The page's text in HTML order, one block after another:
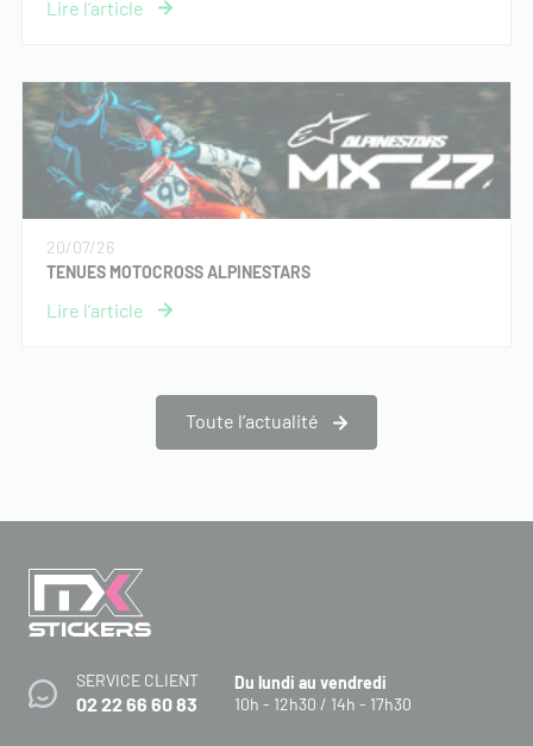
20/07/26
TENUES MOTOCROSS ALPINESTARS
Toute l’actualité
SERVICE CLIENT
02 22 66 60 83
Du lundi au vendredi
10h - 12h30 / 14h - 17h30